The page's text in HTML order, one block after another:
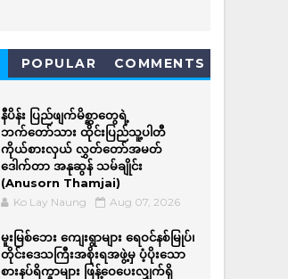
POPULAR COMMENTS
နီပိန်း ပြည်ဖျက်မိစ္ဆာတွေရဲ့
ဘက်တော်သား ထိုင်းပြည်သူ့ပါတီ
ကိုယ်စားလှယ် လွှတ်တော်အမတ်
ဒေါက်တာ အနုဆွန် သမ်ချိုင်း
(Anusorn Thamjai)
Ko Lay Naung Aug 07, 2026
မူးမြစ်ဘေး ကျေးရွာများ ရေဝင်နစ်မြုပ်၊
တိုင်းဒေသကြီးအစိုးရအဖွဲ့မှ ပံ့ပိုးသော
စားနပ်ရိက္ခာများ ဖြန့်ဝေပေးလျှက်ရှိ